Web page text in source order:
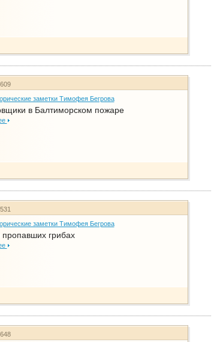
заметки Тимофея Бегрова
в Балтиморском пожаре
заметки Тимофея Бегрова
грибах